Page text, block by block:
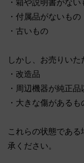
・箱や説明書がない
・付属品がないもの
・古いもの
しかし、お売りいた
・改造品
・周辺機器が純正
・大きな傷があるも
これらの状態であ
承ください。